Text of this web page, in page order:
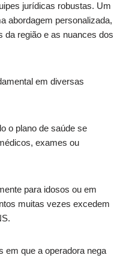
jurídicas robustas. Um
abordagem personalizada,
da região e as nuances dos
em diversas
o plano de saúde se
exames ou
para idosos ou em
muitas vezes excedem
em que a operadora nega